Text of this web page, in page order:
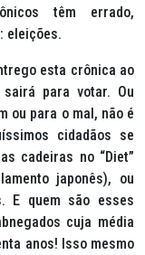
têm errado,
eleições.
esta crônica ao
para votar. Ou
ou para o mal, não é
cidadãos se
cadeiras no “Diet”
japonês), ou
E quem são esses
cuja média
anos! Isso mesmo